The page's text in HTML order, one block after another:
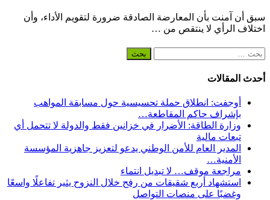
سبق أن آمنت بأن المعارضة الصادقة ضرورة لتقويم الأداء، وأن
اختلاف الرأي لا ينتقص من …
البحث
أحدث المقالات
أوجفت: انطلاق حملة تحسيسية حول مسابقة المواهب
بإشراف حاكم المقاطعة…
وزارة الطاقة: الأضرار في خزانين فقط والدولة لا تتحمل أي
تبعات مالية
المدير العام للأمن الوطني يدعو لتعزيز جاهزية المؤسسة
الأمنية…
مراجعة موقف… لا تبديل انتماء
استشهاد أربع شقيقات من رفح خلال النزوح يثير تفاعلًا واسعًا
وغضبًا على منصات التواصل